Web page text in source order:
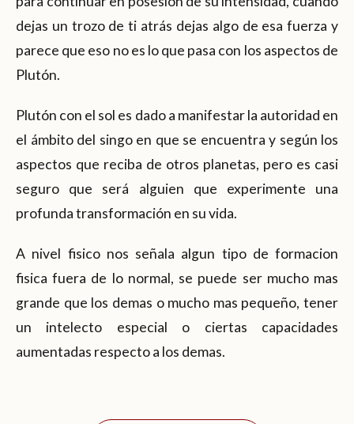
dejas un trozo de ti atrás dejas algo de esa fuerza y
parece que eso no es lo que pasa con los aspectos de
Plutón.
Plutón con el sol es dado a manifestar la autoridad en
el ámbito del singo en que se encuentra y según los
aspectos que reciba de otros planetas, pero es casi
seguro que será alguien que experimente una
profunda transformación en su vida.
A nivel fisico nos señala algun tipo de formacion
fisica fuera de lo normal, se puede ser mucho mas
grande que los demas o mucho mas pequeño, tener
un intelecto especial o ciertas capacidades
aumentadas respecto a los demas.